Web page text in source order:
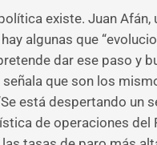
existe. Juan
algunas que
dar ese paso y
que son los
está despertando un
de operaciones del